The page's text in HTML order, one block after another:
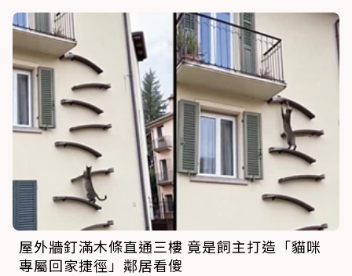
屋外牆釘滿木條直通三樓 竟是飼主打造「貓咪
專屬回家捷徑」鄰居看傻